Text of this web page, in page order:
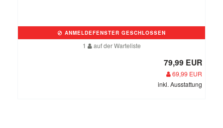
ANMELDEFENSTER GESCHLOSSEN
1 auf der Warteliste
79,99 EUR
69,99 EUR
inkl. Ausstattung